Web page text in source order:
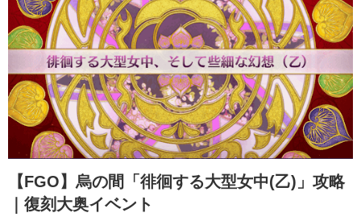
【FGO】 烏の間「徘徊する大型女中(乙)」攻略
｜復刻大奥イベント